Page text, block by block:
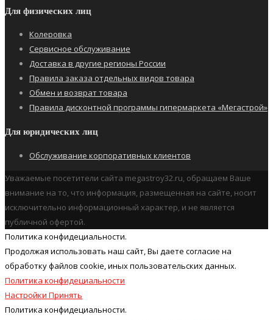
Для физических лиц
Колеровка
Сервисное обслуживание
Доставка в другие регионы России
Правила заказа отдельных видов товара
Обмен и возврат товара
Правила дисконтной программы гипермаркета «Мегастрой»
Для юридических лиц
Обслуживание корпоративных клиентов
Уважаемые посетители сайта megastroy32.ru, обращаем Ваше
внимание на то, что информация, размещенная на сайте, носит
исключительно информационный характер, и не является
публичной офертой.
Политика конфидециальности.
Продолжая использовать наш cайт, Вы даете согласие на
обработку файлов cookie, иных пользовательских данных.
Политика конфидециальности
Настройки Принять
Политика конфидециальности.